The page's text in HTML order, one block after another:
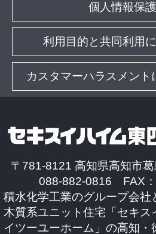
個人情報保
利用目的と共同利用
カスタマーハラスメント
〒781-8121 高知県高知市
088-882-0816 FAX
積水化学工業のグループ会社
木質系ユニット住宅「セキス
イツーユーホーム」の高知・